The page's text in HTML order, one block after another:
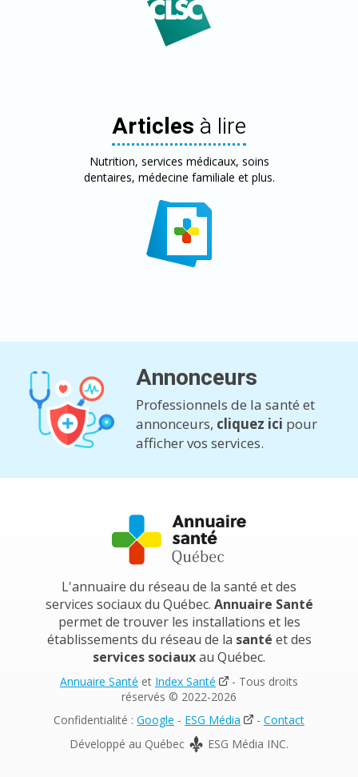
Articles à lire
Nutrition, services médicaux, soins
dentaires, médecine familiale et plus.
Annonceurs
Professionnels de la santé et
annonceurs, cliquez ici pour
afficher vos services.
L'annuaire du réseau de la santé et des
services sociaux du Québec. Annuaire Santé
permet de trouver les installations et les
établissements du réseau de la santé et des
services sociauxau Québec.
Annuaire Santé et Index Santé
- Tous droits
réservés © 2022-2026
Confidentialité : Google - ESG Média - Contact
Développé au Québec
ESG Média INC.